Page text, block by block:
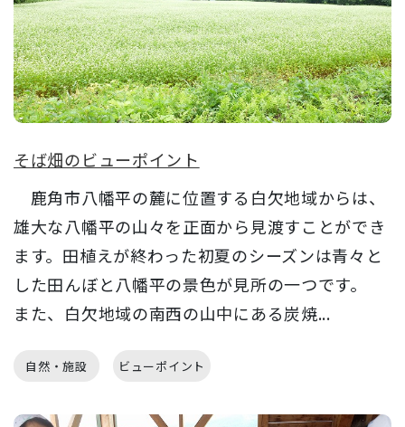
そば畑のビューポイント
鹿角市八幡平の麓に位置する白欠地域からは、
雄大な八幡平の山々を正面から見渡すことができ
ます。田植えが終わった初夏のシーズンは青々と
した田んぼと八幡平の景色が見所の一つです。
また、白欠地域の南西の山中にある炭焼...
自然・施設 ビューポイント